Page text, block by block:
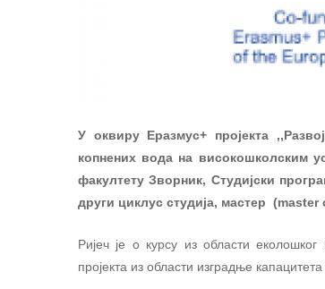
У оквиру Еразмус+ пројекта
копнених вода на високошколским
факултету Зворник, Студијски
други циклус студија, мастер (master
Ријеч је о курсу из области
пројекта из области изградње